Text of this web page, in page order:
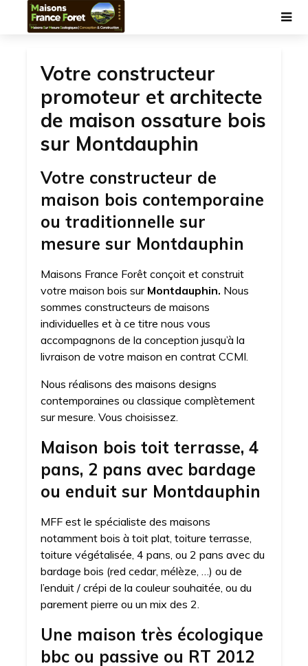
Votre constructeur
promoteur et architecte
de maison ossature bois
sur Montdauphin
Votre constructeur de
maison bois contemporaine
ou traditionnelle sur
mesure sur Montdauphin
Maisons France Forêt conçoit et construit
votre maison bois sur Montdauphin. Nous
sommes constructeurs de maisons
individuelles et à ce titre nous vous
accompagnons de la conception jusqu’à la
livraison de votre maison en contrat CCMI.
Nous réalisons des maisons designs
contemporaines ou classique complètement
sur mesure. Vous choisissez.
Maison bois toit terrasse, 4
pans, 2 pans avec bardage
ou enduit sur Montdauphin
MFF est le spécialiste des maisons
notamment bois à toit plat, toiture terrasse,
toiture végétalisée, 4 pans, ou 2 pans avec du
bardage bois (red cedar, mélèze, …) ou de
l’enduit / crépi de la couleur souhaitée, ou du
parement pierre ou un mix des 2.
Une maison très écologique
bbc ou passive ou RT 2012